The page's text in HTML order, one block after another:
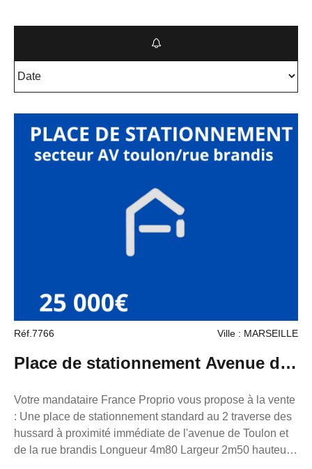
Réf.7766 Ville : MARSEILLE
Place de stationnement Avenue de
toulon/ rue brandis
Votre mandataire France Proprio vous propose à la vente
: Une place de stationnement standard au 2 traverse des
hussard à proximité immédiate de l'avenue de Toulon et
de la rue brandis Longueur 4m80 Largeur 2m50 hauteur